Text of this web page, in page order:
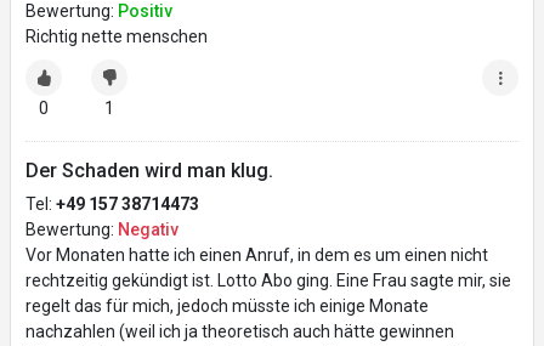
Bewertung: Positiv
Richtig nette menschen
0 1
Der Schaden wird man klug.
Tel: +49 157 38714473
Bewertung: Negativ
Vor Monaten hatte ich einen Anruf, in dem es um einen nicht
rechtzeitig gekündigt ist. Lotto Abo ging. Eine Frau sagte mir, sie
regelt das für mich, jedoch müsste ich einige Monate
nachzahlen (weil ich ja theoretisch auch hätte gewinnen